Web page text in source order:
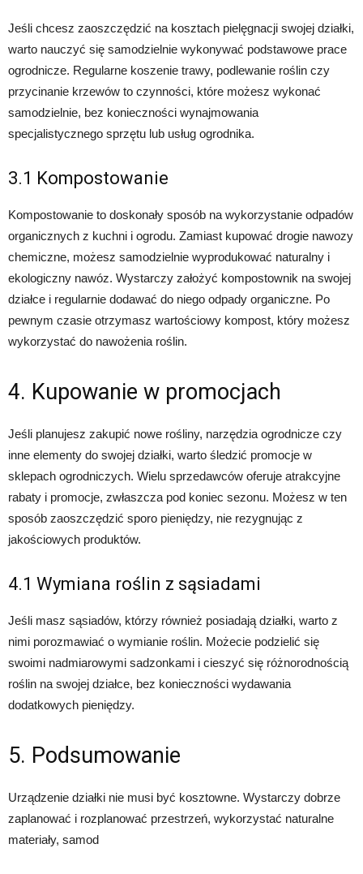
Jeśli chcesz zaoszczędzić na kosztach pielęgnacji swojej działki,
warto nauczyć się samodzielnie wykonywać podstawowe prace
ogrodnicze. Regularne koszenie trawy, podlewanie roślin czy
przycinanie krzewów to czynności, które możesz wykonać
samodzielnie, bez konieczności wynajmowania
specjalistycznego sprzętu lub usług ogrodnika.
3.1 Kompostowanie
Kompostowanie to doskonały sposób na wykorzystanie odpadów
organicznych z kuchni i ogrodu. Zamiast kupować drogie nawozy
chemiczne, możesz samodzielnie wyprodukować naturalny i
ekologiczny nawóz. Wystarczy założyć kompostownik na swojej
działce i regularnie dodawać do niego odpady organiczne. Po
pewnym czasie otrzymasz wartościowy kompost, który możesz
wykorzystać do nawożenia roślin.
4. Kupowanie w promocjach
Jeśli planujesz zakupić nowe rośliny, narzędzia ogrodnicze czy
inne elementy do swojej działki, warto śledzić promocje w
sklepach ogrodniczych. Wielu sprzedawców oferuje atrakcyjne
rabaty i promocje, zwłaszcza pod koniec sezonu. Możesz w ten
sposób zaoszczędzić sporo pieniędzy, nie rezygnując z
jakościowych produktów.
4.1 Wymiana roślin z sąsiadami
Jeśli masz sąsiadów, którzy również posiadają działki, warto z
nimi porozmawiać o wymianie roślin. Możecie podzielić się
swoimi nadmiarowymi sadzonkami i cieszyć się różnorodnością
roślin na swojej działce, bez konieczności wydawania
dodatkowych pieniędzy.
5. Podsumowanie
Urządzenie działki nie musi być kosztowne. Wystarczy dobrze
zaplanować i rozplanować przestrzeń, wykorzystać naturalne
materiały, samod